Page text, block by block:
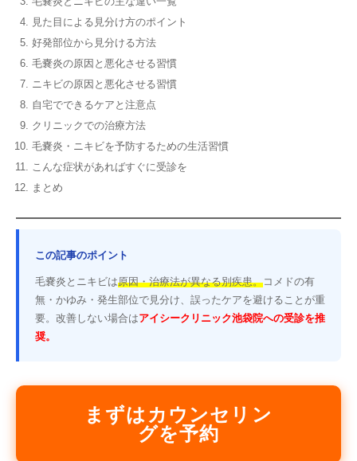
見た目による見分け方のポイント
好発部位から見分ける方法
毛嚢炎の原因と悪化させる習慣
ニキビの原因と悪化させる習慣
自宅でできるケアと注意点
クリニックでの治療方法
毛嚢炎・ニキビを予防するための生活習慣
こんな症状があればすぐに受診を
まとめ
この記事のポイント
毛嚢炎とニキビは原因・治療法が異なる別疾患。コメドの有
無・かゆみ・発生部位で見分け、誤ったケアを避けることが重
要。改善しない場合はアイシークリニック池袋院への受診を推
奨。
まずはカウンセリン
グを予約